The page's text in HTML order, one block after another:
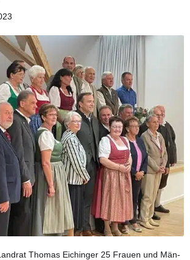
Tho­mas Eichin­ger 25 Frau­en und Män­